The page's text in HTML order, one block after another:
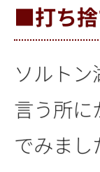
■打ち
ソルト
言う所に
でみまし